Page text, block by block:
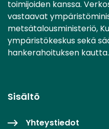
toimijoiden kanssa.
vastaavat
metsätalousministeriö,
ympäristökeskus sekä
hankerahoituksen kautta.
Sisältö
Yhteystiedot